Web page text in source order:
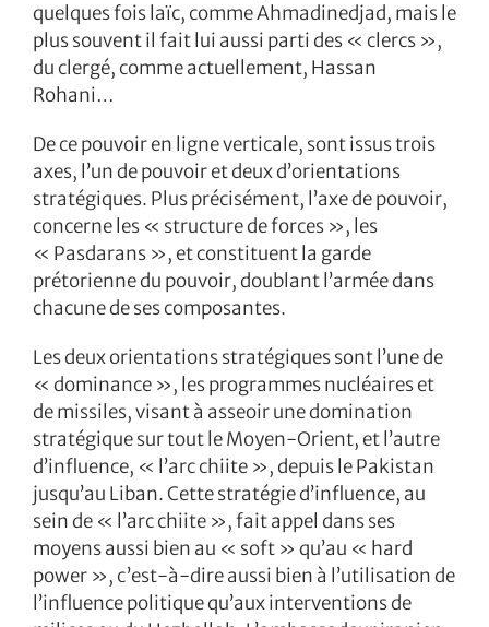
quelques fois laïc, comme Ahmadinedjad, mais le
plus souvent il fait lui aussi parti des « clercs »,
du clergé, comme actuellement, Hassan
Rohani…
De ce pouvoir en ligne verticale, sont issus trois
axes, l’un de pouvoir et deux d’orientations
stratégiques. Plus précisément, l’axe de pouvoir,
concerne les « structure de forces », les
« Pasdarans », et constituent la garde
prétorienne du pouvoir, doublant l’armée dans
chacune de ses composantes.
Les deux orientations stratégiques sont l’une de
« dominance », les programmes nucléaires et
de missiles, visant à asseoir une domination
stratégique sur tout le Moyen-Orient, et l’autre
d’influence, « l’arc chiite », depuis le Pakistan
jusqu’au Liban. Cette stratégie d’influence, au
sein de « l’arc chiite », fait appel dans ses
moyens aussi bien au « soft » qu’au « hard
power », c’est-à-dire aussi bien à l’utilisation de
l’influence politique qu’aux interventions de